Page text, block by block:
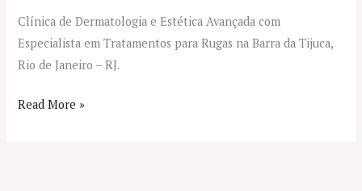
Clínica de Dermatologia e Estética Avançada com
Especialista em Tratamentos para Rugas na Barra da Tijuca,
Rio de Janeiro – RJ.
Read More »